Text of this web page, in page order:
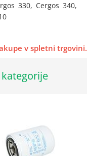
330, Cergos 340,
v spletni trgovini.